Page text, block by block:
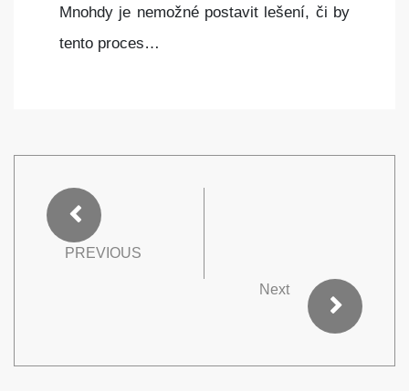
Mnohdy je nemožné postavit lešení, či by
tento proces…
PREVIOUS
Next